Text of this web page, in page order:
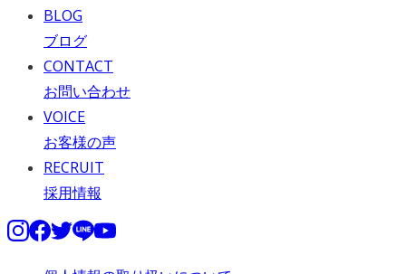
BLOG
ブログ
CONTACT
お問い合わせ
VOICE
お客様の声
RECRUIT
採用情報